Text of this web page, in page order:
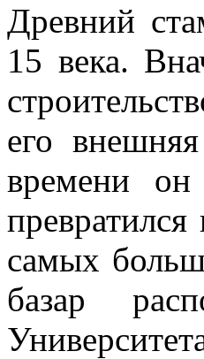
Древний
15 века.
его
времени он
самых
базар